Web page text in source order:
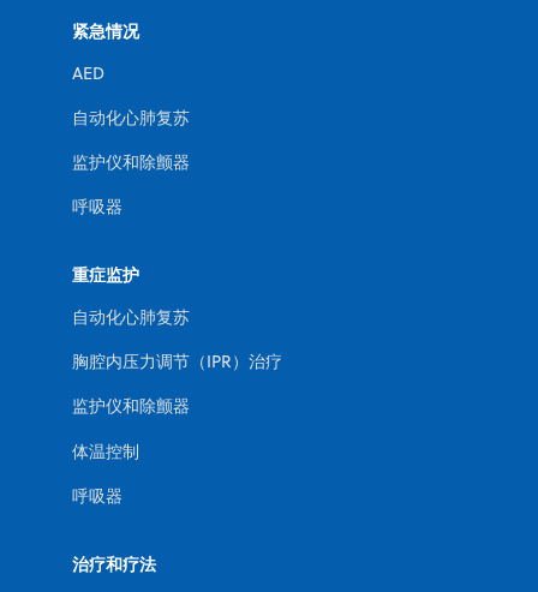
紧急情况
AED
自动化心肺复苏
监护仪和除颤器
呼吸器
重症监护
自动化心肺复苏
胸腔内压力调节（IPR）治疗
监护仪和除颤器
体温控制
呼吸器
治疗和疗法